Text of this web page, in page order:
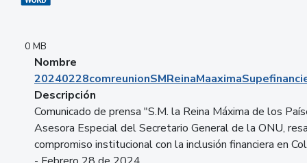
0 MB
Nombre
Descripción
Comunicado de prensa "S.M. la Reina Máxima de los
Asesora Especial del Secretario General de la ONU,
compromiso institucional con la inclusión financiera en